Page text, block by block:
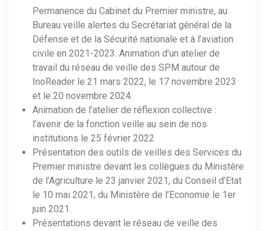
Permanence du Cabinet du Premier ministre, au
Bureau veille alertes du Secrétariat général de la
Défense et de la Sécurité nationale et à l’aviation
civile en 2021-2023. Animation d’un atelier de
travail du réseau de veille des SPM autour de
InoReader le 21 mars 2022, le 17 novembre 2023
et le 20 novembre 2024.
Animation de l’atelier de réflexion collective :
l’avenir de la fonction veille au sein de nos
institutions le 25 février 2022
Présentation des outils de veilles des Services du
Premier ministre devant les collègues du Ministère
de l’Agriculture le 23 janvier 2021, du Conseil d’Etat
le 10 mai 2021, du Ministère de l’Economie le 1er
juin 2021.
Présentations devant le réseau de veille des